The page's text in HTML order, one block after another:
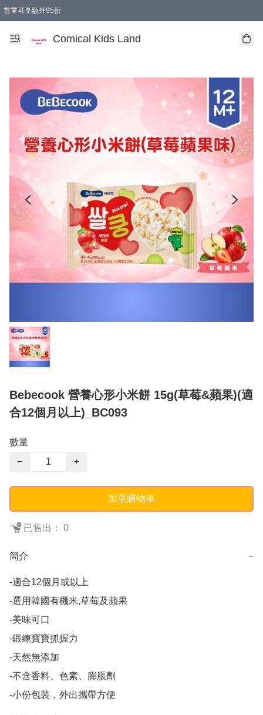
首單可享額外95折
Comical Kids Land
Bebecook 營養心形小米餅 15g(草莓&蘋果)(適
合12個月以上)_BC093
數量
−
+
加至購物車
已售出： 0
簡介 −
-適合12個月或以上
-選用韓國有機米,草莓及蘋果
-美味可口
-鍛練寶寶抓握力
-天然無添加
-不含香料、色素、膨脹劑
-小份包裝，外出攜帶方便